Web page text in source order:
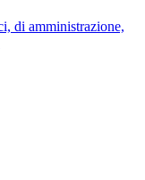
di amministrazione,